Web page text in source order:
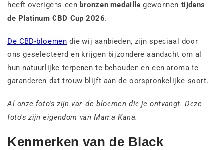
heeft overigens een bronzen medaille gewonnen tijdens
de Platinum CBD Cup 2026.
De CBD-bloemen die wij aanbieden, zijn speciaal door
ons geselecteerd en krijgen bijzondere aandacht om al
hun natuurlijke terpenen te behouden en een aroma te
garanderen dat trouw blijft aan de oorspronkelijke soort.
Al onze foto's zijn van de bloemen die je ontvangt. Deze
foto's zijn eigendom van Mama Kana.
Kenmerken van de Black